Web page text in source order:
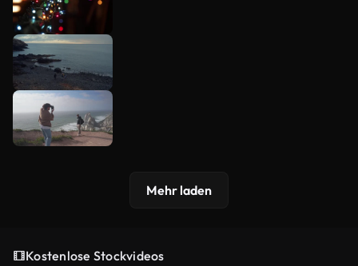
Mehr laden
Kostenlose Stockvideos